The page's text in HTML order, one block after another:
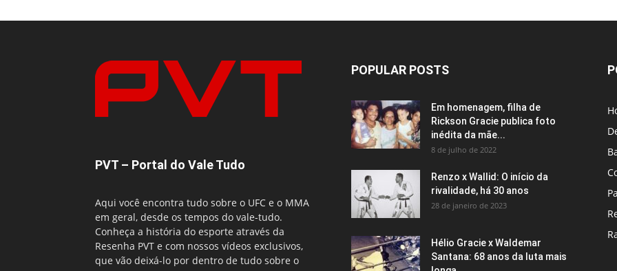
PVT – Portal do Vale Tudo
Aqui você encontra tudo sobre o UFC e o MMA
em geral, desde os tempos do vale-tudo.
Conheça a história do esporte através da
Resenha PVT e com nossos vídeos exclusivos,
que vão deixá-lo por dentro de tudo sobre o
POPULAR POSTS
Em homenagem, filha de
Rickson Gracie publica foto
inédita da mãe...
8 de julho de 2022
Renzo x Wallid: O início da
rivalidade, há 30 anos
28 de janeiro de 2023
Hélio Gracie x Waldemar
Santana: 68 anos da luta mais